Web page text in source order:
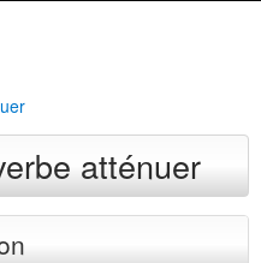
atténuer